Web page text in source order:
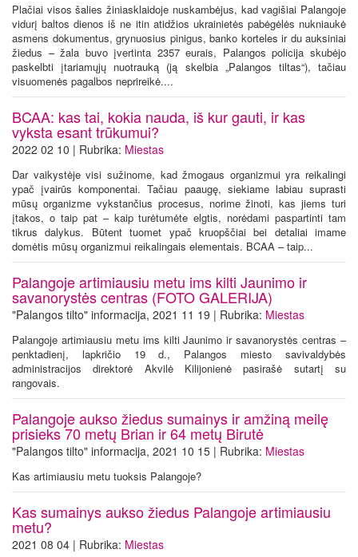
Plačiai visos šalies žiniasklaidoje nuskambėjus, kad vagišiai Palangoje
vidurį baltos dienos iš ne itin atidžios ukrainietės pabėgėlės nukniaukė
asmens dokumentus, grynuosius pinigus, banko korteles ir du auksiniai
žiedus – žala buvo įvertinta 2357 eurais, Palangos policija skubėjo
paskelbti įtariamųjų nuotrauką (ją skelbia „Palangos tiltas“), tačiau
visuomenės pagalbos neprireikė....
BCAA: kas tai, kokia nauda, iš kur gauti, ir kas
vyksta esant trūkumui?
2022 02 10 | Rubrika: Miestas
Dar vaikystėje visi sužinome, kad žmogaus organizmui yra reikalingi
ypač įvairūs komponentai. Tačiau paaugę, siekiame labiau suprasti
mūsų organizme vykstančius procesus, norime žinoti, kas jiems turi
įtakos, o taip pat – kaip turėtumėte elgtis, norėdami paspartinti tam
tikrus dalykus. Būtent tuomet ypač kruopščiai bei detaliai imame
domėtis mūsų organizmui reikalingais elementais. BCAA – taip...
Palangoje artimiausiu metu ims kilti Jaunimo ir
savanorystės centras (FOTO GALERIJA)
"Palangos tilto" informacija, 2021 11 19 | Rubrika: Miestas
Palangoje artimiausiu metu ims kilti Jaunimo ir savanorystės centras –
penktadienį, lapkričio 19 d., Palangos miesto savivaldybės
administracijos direktorė Akvilė Kilijonienė pasirašė sutartį su
rangovais.
Palangoje aukso žiedus sumainys ir amžiną meilę
prisieks 70 metų Brian ir 64 metų Birutė
"Palangos tilto" informacija, 2021 10 15 | Rubrika: Miestas
Kas artimiausiu metu tuoksis Palangoje?
Kas sumainys aukso žiedus Palangoje artimiausiu
metu?
2021 08 04 | Rubrika: Miestas